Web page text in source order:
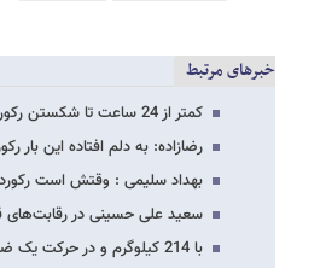
خبرهای مرتبط
کمتر از 24 ساعت تا شکستن رکورد رضازاده؟/ حمله بهداد سلیمی به وزنه 215 کیلوگرمی
رضازاده: به دلم افتاده این بار
بهداد سلیمی : وقتش است رکورد
سعید علی حسینی در رقابت‌های
با 214 کیلوگرم و در حرکت یک ضرب/سرانجام رکورد رضا زاده شکست